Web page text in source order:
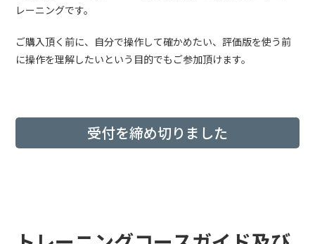
レーニングです。
ご購入頂く前に、自分で操作して確かめたい、評価版を使う前
に操作を理解したいという目的でもご参加頂けます。
受付を締め切りました